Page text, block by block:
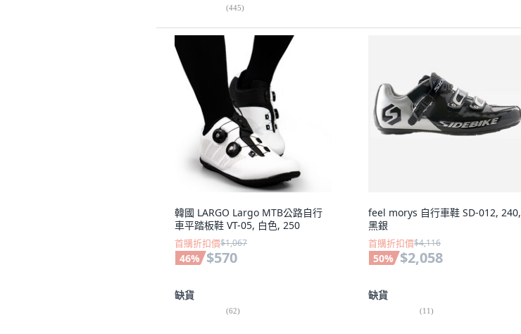
(445)
韓國 LARGO Largo MTB公路自行
車平踏板鞋 VT-05, 白色, 250
首購折扣價$1,067
46% $570
缺貨
(62)
feel morys 自行車鞋 SD-012, 240,
黑銀
首購折扣價$4,116
50% $2,058
缺貨
(11)